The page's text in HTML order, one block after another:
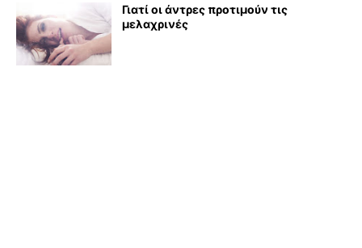
Γιατί οι άντρες προτιμούν τις
μελαχρινές